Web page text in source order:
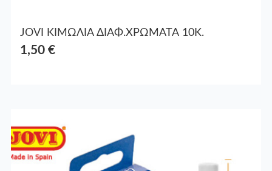
JOVI ΚΙΜΩΛΙΑ ΔΙΑΦ.ΧΡΩΜΑΤΑ 10Κ.
1,50 €